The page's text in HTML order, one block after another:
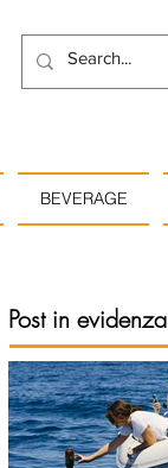
BEVERAGE
Post in evidenza